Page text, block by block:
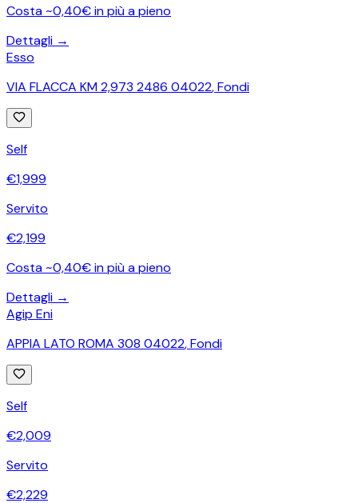
Costa ~0,40€ in più a pieno
Dettagli →
Esso
VIA FLACCA KM 2,973 2486 04022,Fondi
Self
€1,999
Servito
€2,199
Costa ~0,40€ in più a pieno
Dettagli →
Agip Eni
APPIA LATO ROMA 308 04022,Fondi
Self
€2,009
Servito
€2,229